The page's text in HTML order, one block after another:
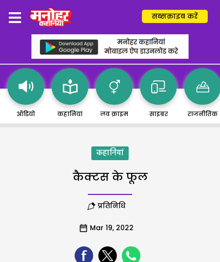
सब्सक्राइब करें
ऑडियो कहानियां लव क्राइम साइबर राजनीतिक
कहानियां
कैक्टस के फूल
प्रतिनिधि
Mar 19, 2022